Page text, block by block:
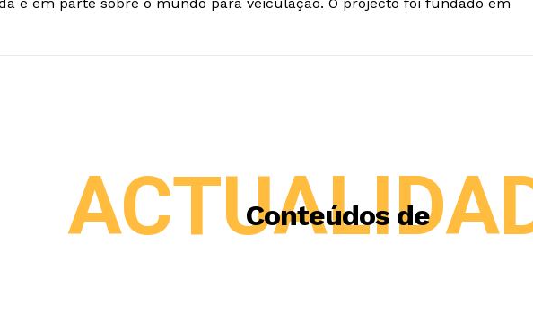
e em parte sobre o mundo para veiculação. O projecto foi fundado em
Conteúdos de